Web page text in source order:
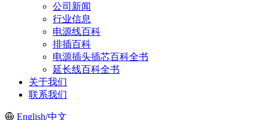
公司新闻
行业信息
电源线百科
排插百科
电源插头插芯百科全书
延长线百科全书
关于我们
联系我们
English/中文